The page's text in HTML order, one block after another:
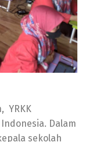
YRKK
Dalam
sekolah